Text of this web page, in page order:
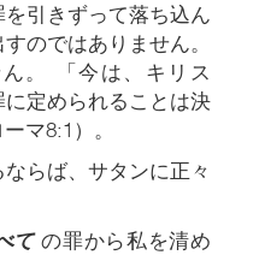
引きずって落ち込ん
のではありません。
。 「今は、キリス
定められることは決
マ8:1）。
らば、サタンに正々
ての罪から私を清め